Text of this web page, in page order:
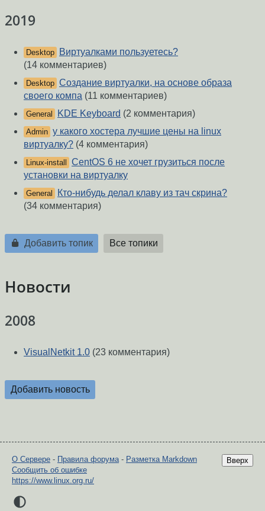
2019
Desktop
Виртуалками пользуетесь?
(14 комментариев)
Desktop Создание виртуалки, на основе образа
своего компа (11 комментариев)
General KDE Keyboard (2 комментария)
Admin у какого хостера лучшие цены на linux
виртуалку? (4 комментария)
Linux-install
CentOS 6 не хочет грузиться после
установки на виртуалку
General
Кто-нибудь делал клаву из тач скрина?
(34 комментария)
Добавить топик Все топики
Новости
2008
VisualNetkit 1.0 (23 комментария)
Добавить новость
Вверх
О Сервере - Правила форума - Разметка Markdown
Сообщить об ошибке
https://www.linux.org.ru/